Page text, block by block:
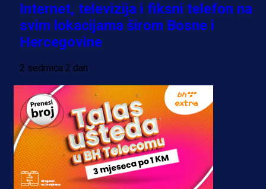
Internet, televizija i fiksni telefon na
svim lokacijama širom Bosne i
Hercegovine
2 sedmica 2 dan